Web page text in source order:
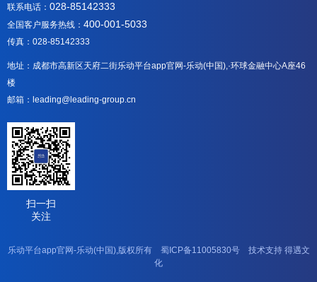
联系电话： 028-85142333
全国客户服务热线： 400-001-5033
传真：028-85142333
地址：成都市高新区天府二街乐动平台app官网-乐动(中国),·环球金融中心A座46
楼
邮箱：leading@leading-group.cn
扫一扫
关注
乐动平台app官网-乐动(中国),版权所有 蜀ICP备11005830号技术支持 得遇文
化